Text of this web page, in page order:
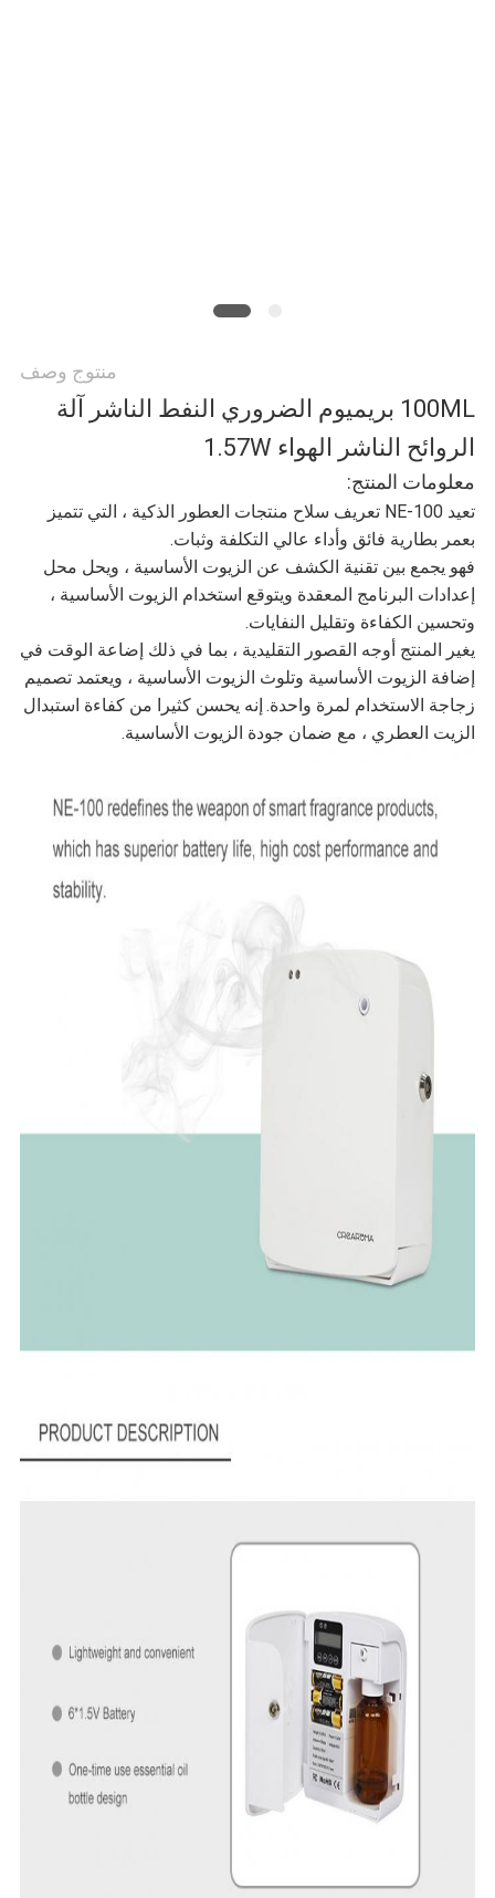
الموقع
سياسة
الخصوصية
منتوج وصف
100ML بريميوم الضروري النفط الناشر آلة
الروائح الناشر الهواء 1.57W
معلومات المنتج:
تعيد NE-100 تعريف سلاح منتجات العطور الذكية ، التي تتميز
بعمر بطارية فائق وأداء عالي التكلفة وثبات.
فهو يجمع بين تقنية الكشف عن الزيوت الأساسية ، ويحل محل
إعدادات البرنامج المعقدة ويتوقع استخدام الزيوت الأساسية ،
وتحسين الكفاءة وتقليل النفايات.
يغير المنتج أوجه القصور التقليدية ، بما في ذلك إضاعة الوقت في
إضافة الزيوت الأساسية وتلوث الزيوت الأساسية ، ويعتمد تصميم
زجاجة الاستخدام لمرة واحدة. إنه يحسن كثيرا من كفاءة استبدال
الزيت العطري ، مع ضمان جودة الزيوت الأساسية.